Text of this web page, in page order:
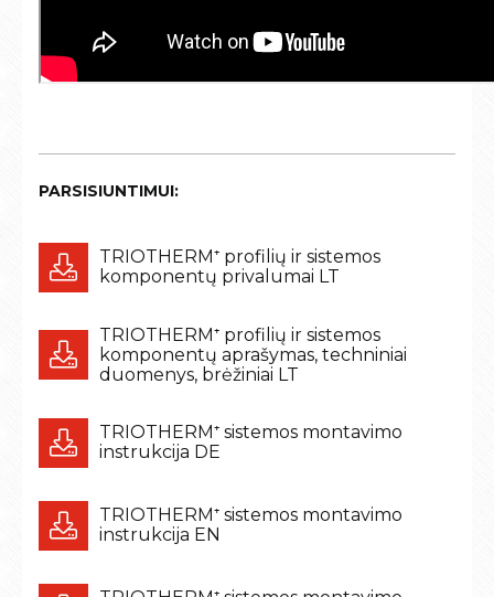
PARSISIUNTIMUI:
TRIOTHERM⁺ profilių ir sistemos
komponentų privalumai LT
TRIOTHERM⁺ profilių ir sistemos
komponentų aprašymas, techniniai
duomenys, brėžiniai LT
TRIOTHERM⁺ sistemos montavimo
instrukcija DE
TRIOTHERM⁺ sistemos montavimo
instrukcija EN